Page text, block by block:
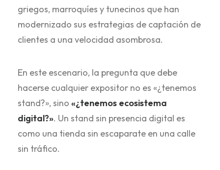
griegos, marroquíes y tunecinos que han
modernizado sus estrategias de captación de
clientes a una velocidad asombrosa.
En este escenario, la pregunta que debe
hacerse cualquier expositor no es «¿tenemos
stand?», sino «¿tenemos ecosistema
digital?». Un stand sin presencia digital es
como una tienda sin escaparate en una calle
sin tráfico.